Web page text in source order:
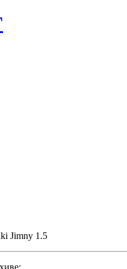
Jimny 1.5